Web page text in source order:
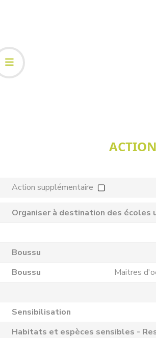
Action supplémentaire
Organiser à destination des écoles
Boussu
Boussu
Maitres
Sensibilisation
Habitats et espèces sensibles -